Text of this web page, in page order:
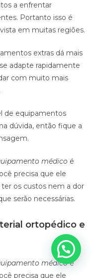
a enfrentar
Portanto isso é
em muitas regiões.
extras dá mais
adapte rapidamente
com muito mais
de equipamentos
dúvida, então fique a
médico é
precisa que ele
os custos nem a dor
serão necessárias.
ortopédico e
médicoé
precisa que ele